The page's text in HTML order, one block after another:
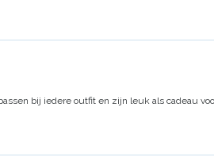
bij iedere outfit en zijn leuk als cadeau